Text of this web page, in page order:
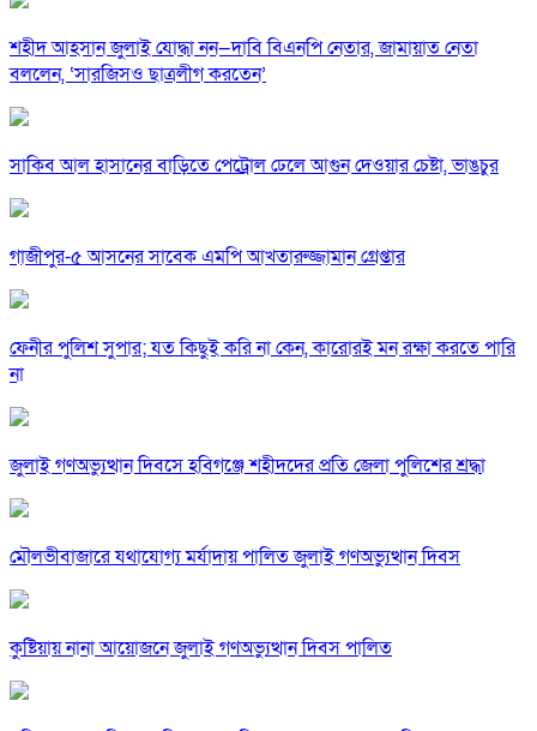
শহীদ আহসান জুলাই যোদ্ধা নন—দাবি বিএনপি নেতার, জামায়াত নেতা
বললেন, ‘সারজিসও ছাত্রলীগ করতেন’
সাকিব আল হাসানের বাড়িতে পেট্রোল ঢেলে আগুন দেওয়ার চেষ্টা, ভাঙচুর
গাজীপুর-৫ আসনের সাবেক এমপি আখতারুজ্জামান গ্রেপ্তার
ফেনীর পুলিশ সুপার; যত কিছুই করি না কেন, কারোরই মন রক্ষা করতে পারি
না
জুলাই গণঅভ্যুত্থান দিবসে হবিগঞ্জে শহীদদের প্রতি জেলা পুলিশের শ্রদ্ধা
মৌলভীবাজারে যথাযোগ্য মর্যাদায় পালিত জুলাই গণঅভ্যুত্থান দিবস
কুষ্টিয়ায় নানা আয়োজনে জুলাই গণঅভ্যুত্থান দিবস পালিত